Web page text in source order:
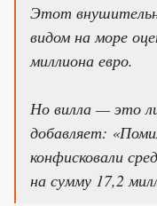
Этот
видом на море
миллиона евро.
Но вилла — это
добавляет:
конфисковали
на сумму 17,2